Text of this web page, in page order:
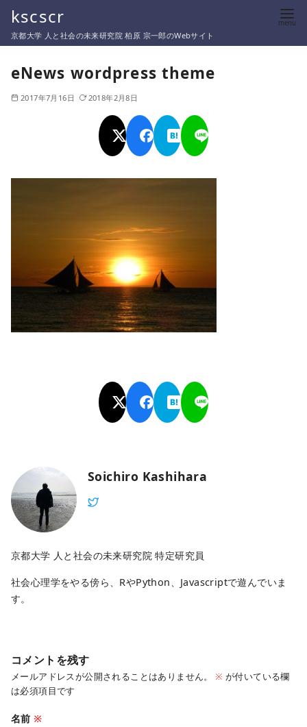
テ
kscscr
京都大学 人と社会の未来研究院 柏原 宗一郎のWebサイト
eNews wordpress theme
2017年7月16日 2018年2月8日
Soichiro Kashihara
京都大学 人と社会の未来研究院 特定研究員
社会心理学をやる傍ら、RやPython、Javascriptで遊んでいま
す。
コメントを残す
メールアドレスが公開されることはありません。 ※ が付いている欄
は必須項目です
名前※